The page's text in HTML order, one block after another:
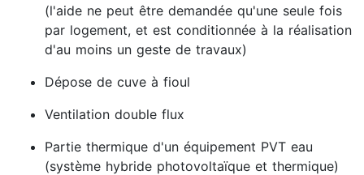
(l'aide ne peut être demandée qu'une seule fois
par logement, et est conditionnée à la réalisation
d'au moins un geste de travaux)
Dépose de cuve à fioul
Ventilation double flux
Partie thermique d'un équipement PVT eau
(système hybride photovoltaïque et thermique)